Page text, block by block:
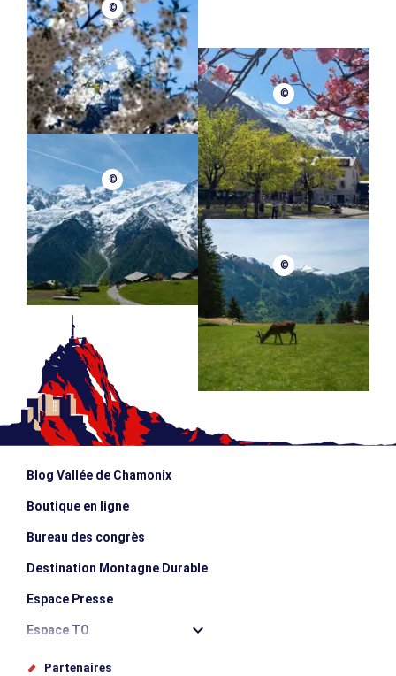
©
©
©
©
Blog Vallée de Chamonix
Boutique en ligne
Bureau des congrès
Destination Montagne Durable
Espace Presse
Espace TO
Offices de tourisme
Partenaires